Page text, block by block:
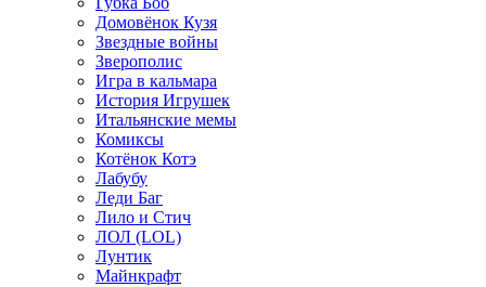
Домовёнок Кузя
Звездные войны
Зверополис
Игра в кальмара
История Игрушек
Итальянские мемы
Комиксы
Котёнок Котэ
Лабубу
Леди Баг
Лило и Стич
ЛОЛ (LOL)
Лунтик
Майнкрафт